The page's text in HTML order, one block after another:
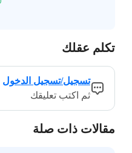
تكلم عقلك
تسجيل/تسجيل الدخول
ثم اكتب تعليقك
مقالات ذات صلة